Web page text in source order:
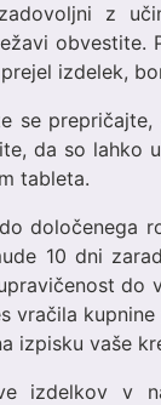
z
obvestite.
izdelek,
se
da so lahko
tableta.
določenega
10 dni
do
vračila
izpisku vaše
izdelkov v